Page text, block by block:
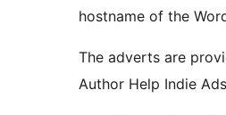
hostname of the
The adverts are
Author Help Indie